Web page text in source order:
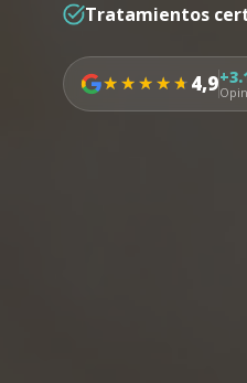
Tratamientos
★★★★★
★★★★★ 4,9